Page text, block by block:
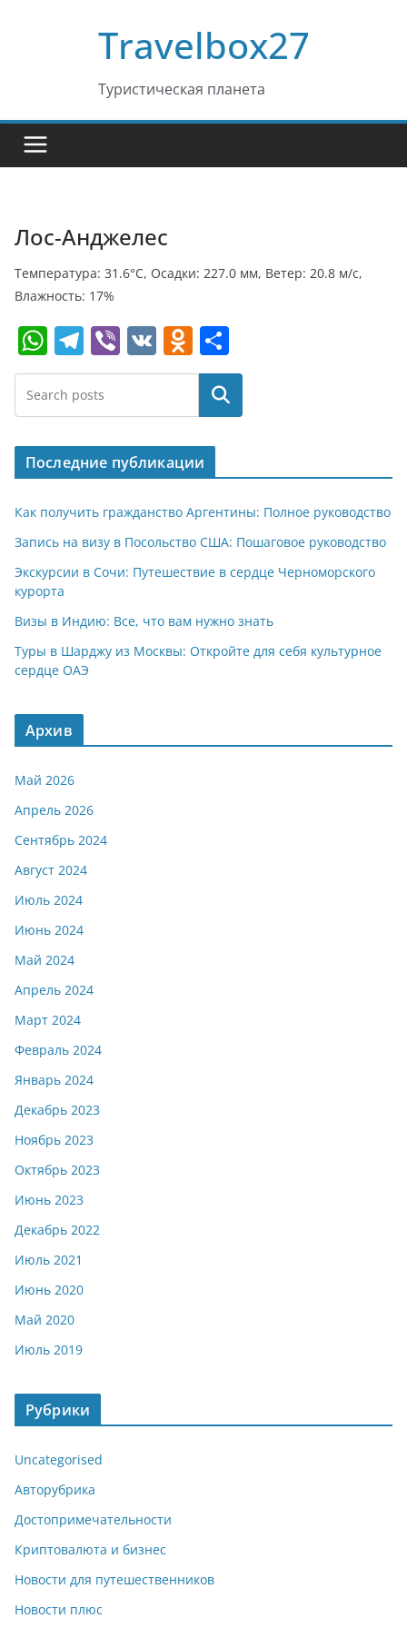
Travelbox27
Туристическая планета
Лос-Анджелес
Температура: 31.6°C, Осадки: 227.0 мм, Ветер: 20.8 м/с,
Влажность: 17%
W
h
at
s
A
p
p
T
el
e
gr
a
m
Vi
b
V
K
O
d
o
kl
a
ss
ni
ki
т
п
р
в
и
т
ь
Поиск
Последние публикации
Как получить гражданство Аргентины: Полное руководство
Запись на визу в Посольство США: Пошаговое руководство
Экскурсии в Сочи: Путешествие в сердце Черноморского
курорта
Визы в Индию: Все, что вам нужно знать
Туры в Шарджу из Москвы: Откройте для себя культурное
сердце ОАЭ
Архив
Май 2026
Апрель 2026
Сентябрь 2024
Август 2024
Июль 2024
Июнь 2024
Май 2024
Апрель 2024
Март 2024
Февраль 2024
Январь 2024
Декабрь 2023
Ноябрь 2023
Октябрь 2023
Июнь 2023
Декабрь 2022
Июль 2021
Июнь 2020
Май 2020
Июль 2019
Рубрики
Uncategorised
Авторубрика
Достопримечательности
Криптовалюта и бизнес
Новости для путешественников
Новости плюс